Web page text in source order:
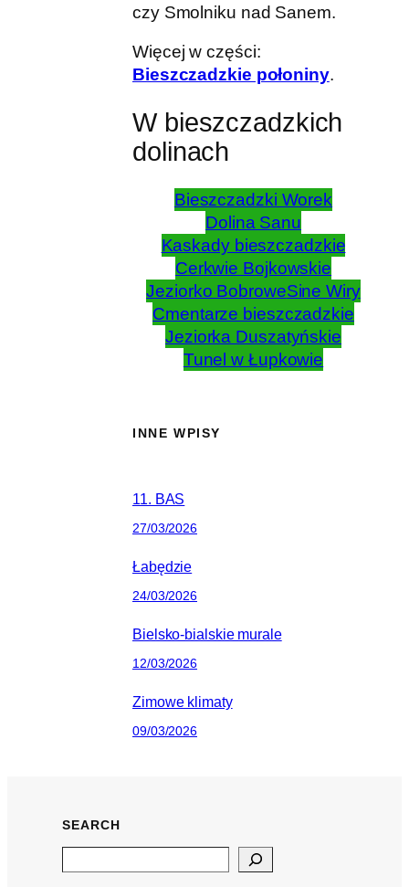
czy Smolniku nad Sanem.
Więcej w części:
Bieszczadzkie połoniny.
W bieszczadzkich
dolinach
Bieszczadzki Worek
Dolina Sanu
Kaskady bieszczadzkie
Cerkwie Bojkowskie
Jeziorko BobroweSine Wiry
Cmentarze bieszczadzkie
Jeziorka Duszatyńskie
Tunel w Łupkowie
INNE WPISY
11. BAS
27/03/2026
Łabędzie
24/03/2026
Bielsko-bialskie murale
12/03/2026
Zimowe klimaty
09/03/2026
SEARCH